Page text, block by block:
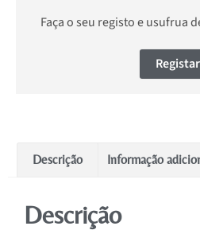
Faça o seu registo e usufrua
Registar
Descrição Informação
Descrição